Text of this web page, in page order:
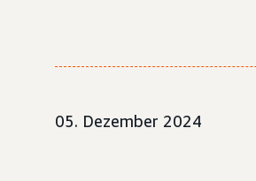
05. Dezember 2024